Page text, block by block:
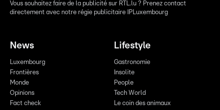
Vous souhaitez faire de la publicité sur RTL.lu ? Prenez contact
directement avec notre régie publicitaire IPLuxembourg
News
Luxembourg
Frontières
Monde
Opinions
Fact check
Lifestyle
Gastronomie
Insolite
People
Tech World
Le coin des animaux